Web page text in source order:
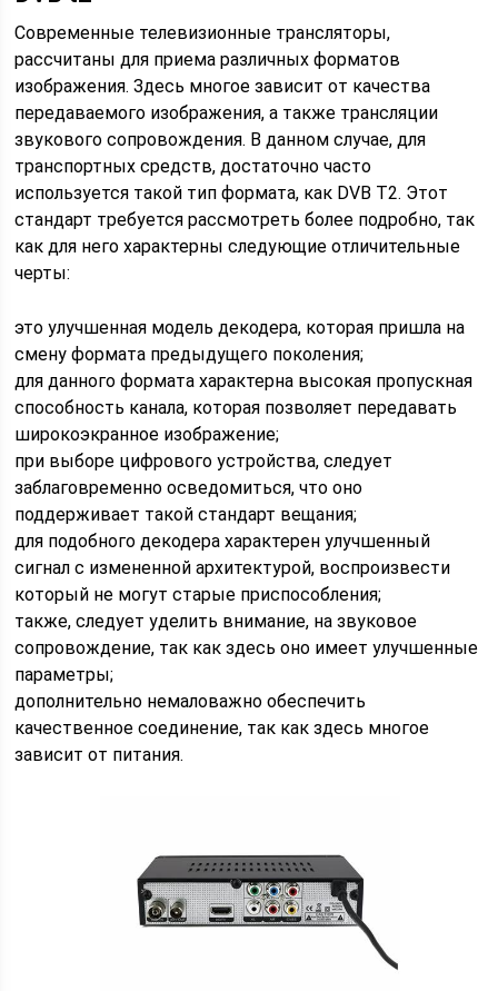
Современные телевизионные трансляторы,
рассчитаны для приема различных форматов
изображения. Здесь многое зависит от качества
передаваемого изображения, а также трансляции
звукового сопровождения. В данном случае, для
транспортных средств, достаточно часто
используется такой тип формата, как DVB T2. Этот
стандарт требуется рассмотреть более подробно, так
как для него характерны следующие отличительные
черты:
это улучшенная модель декодера, которая пришла на
смену формата предыдущего поколения;
для данного формата характерна высокая пропускная
способность канала, которая позволяет передавать
широкоэкранное изображение;
при выборе цифрового устройства, следует
заблаговременно осведомиться, что оно
поддерживает такой стандарт вещания;
для подобного декодера характерен улучшенный
сигнал с измененной архитектурой, воспроизвести
который не могут старые приспособления;
также, следует уделить внимание, на звуковое
сопровождение, так как здесь оно имеет улучшенные
параметры;
дополнительно немаловажно обеспечить
качественное соединение, так как здесь многое
зависит от питания.